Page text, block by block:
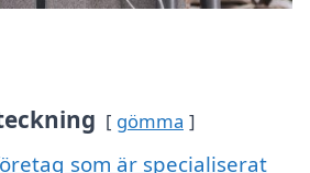
gömma
som är specialiserat